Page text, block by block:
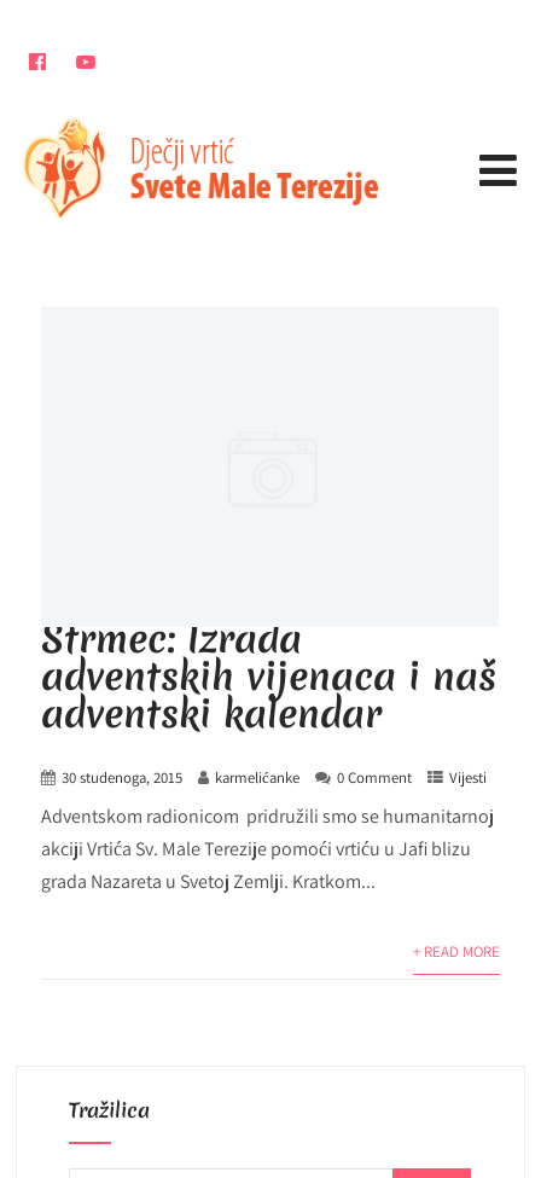
Strmec: Izrada
adventskih vijenaca i naš
adventski kalendar
30 studenoga, 2015 karmelićanke 0 Comment Vijesti
Adventskom radionicom pridružili smo se humanitarnoj
akciji Vrtića Sv. Male Terezije pomoći vrtiću u Jafi blizu
grada Nazareta u Svetoj Zemlji. Kratkom...
+ READ MORE
Tražilica